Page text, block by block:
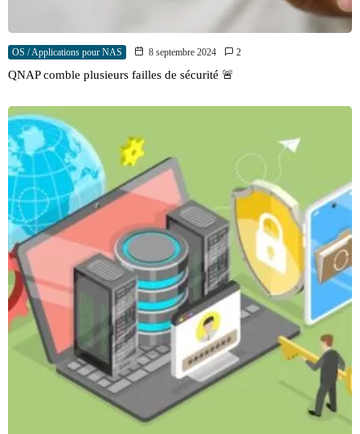
OS / Applications pour NAS 8 septembre 2024 2
QNAP comble plusieurs failles de sécurité 🚨